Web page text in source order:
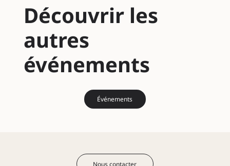
Découvrir les
autres
événements
Événements
Nous contacter